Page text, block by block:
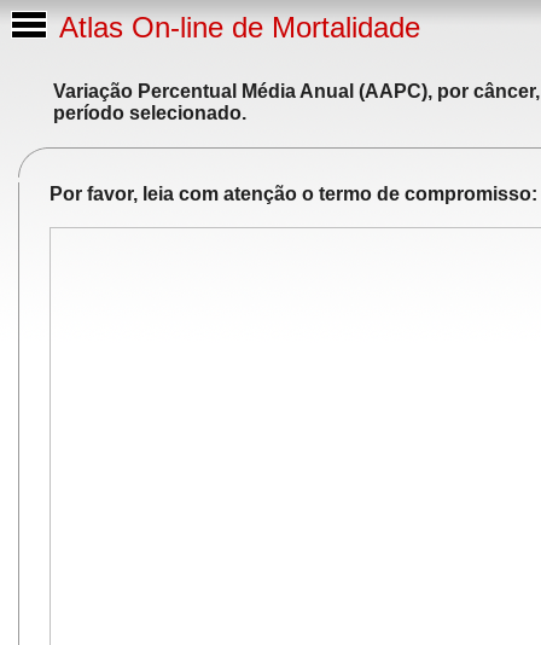
Atlas On-line de Mortalidade
Variação Percentual Média Anual (AAPC), por
período selecionado.
Por favor, leia com atenção o termo de compromisso: